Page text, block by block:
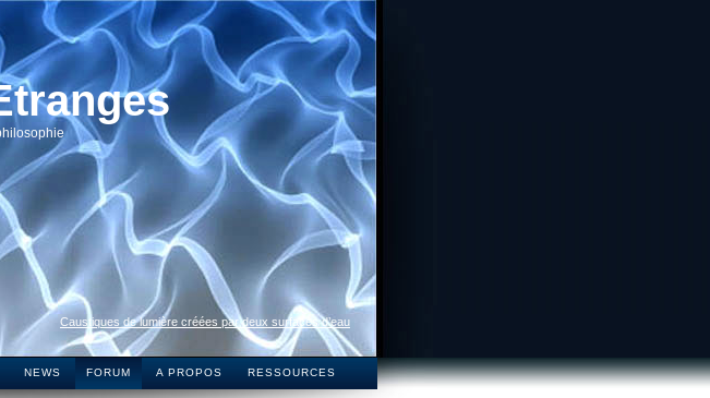
Caustiques de lumière créées par deux surfaces d’eau
NEWS FORUM A PROPOS RESSOURCES